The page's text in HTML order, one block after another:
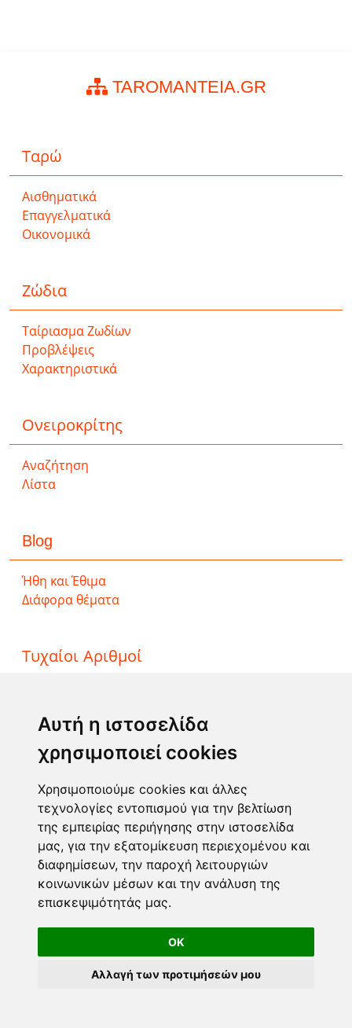
Αυτή η ιστοσελίδα
χρησιμοποιεί cookies
Χρησιμοποιούμε cookies και άλλες
τεχνολογίες εντοπισμού για την βελτίωση
της εμπειρίας περιήγησης στην ιστοσελίδα
μας, για την εξατομίκευση περιεχομένου και
διαφημίσεων, την παροχή λειτουργιών
κοινωνικών μέσων και την ανάλυση της
επισκεψιμότητάς μας.
OK
Αλλαγή των προτιμήσεών μου
TAROMANTEIA.GR
Ταρώ
Αισθηματικά
Επαγγελματικά
Οικονομικά
Ζώδια
Ταίριασμα Ζωδίων
Προβλέψεις
Χαρακτηριστικά
Ονειροκρίτης
Αναζήτηση
Λίστα
Blog
Ήθη και Έθιμα
Διάφορα θέματα
Τυχαίοι Αριθμοί
ΛΟΤΤΟ
ΚΙΝΟ
EXTRA 5
Επικοινωνία
Φόρμα επικοινωνίας
info@taromanteia.gr
Όροι Χρήσης & Πολιτική Απορρήτου